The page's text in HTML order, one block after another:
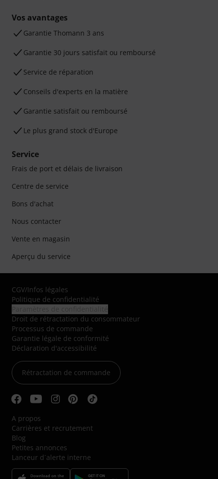
Vos avantages
Ga­ran­tie Thomann 3 ans
Garantie 30 jours satisfait ou remboursé
Service de réparation
Conseils d'experts en la matière
Garantie satisfait ou remboursé
Le plus grand stock d'Europe
Service
Frais de port et délais de livraison
Centre de service
Bons d'achat
Nous contacter
Vente en magasin
Aperçu du service
CGV/Infos légales
Politique de confidentialité
Droit de rétractation du consommateur
Processus de commande
Garantie légale de conformité
Déclaration d'accessibilité
Rétractation de commande
A propos
Carrières et recrutement
Blog
Petites annonces
Lanceur d´alerte interne